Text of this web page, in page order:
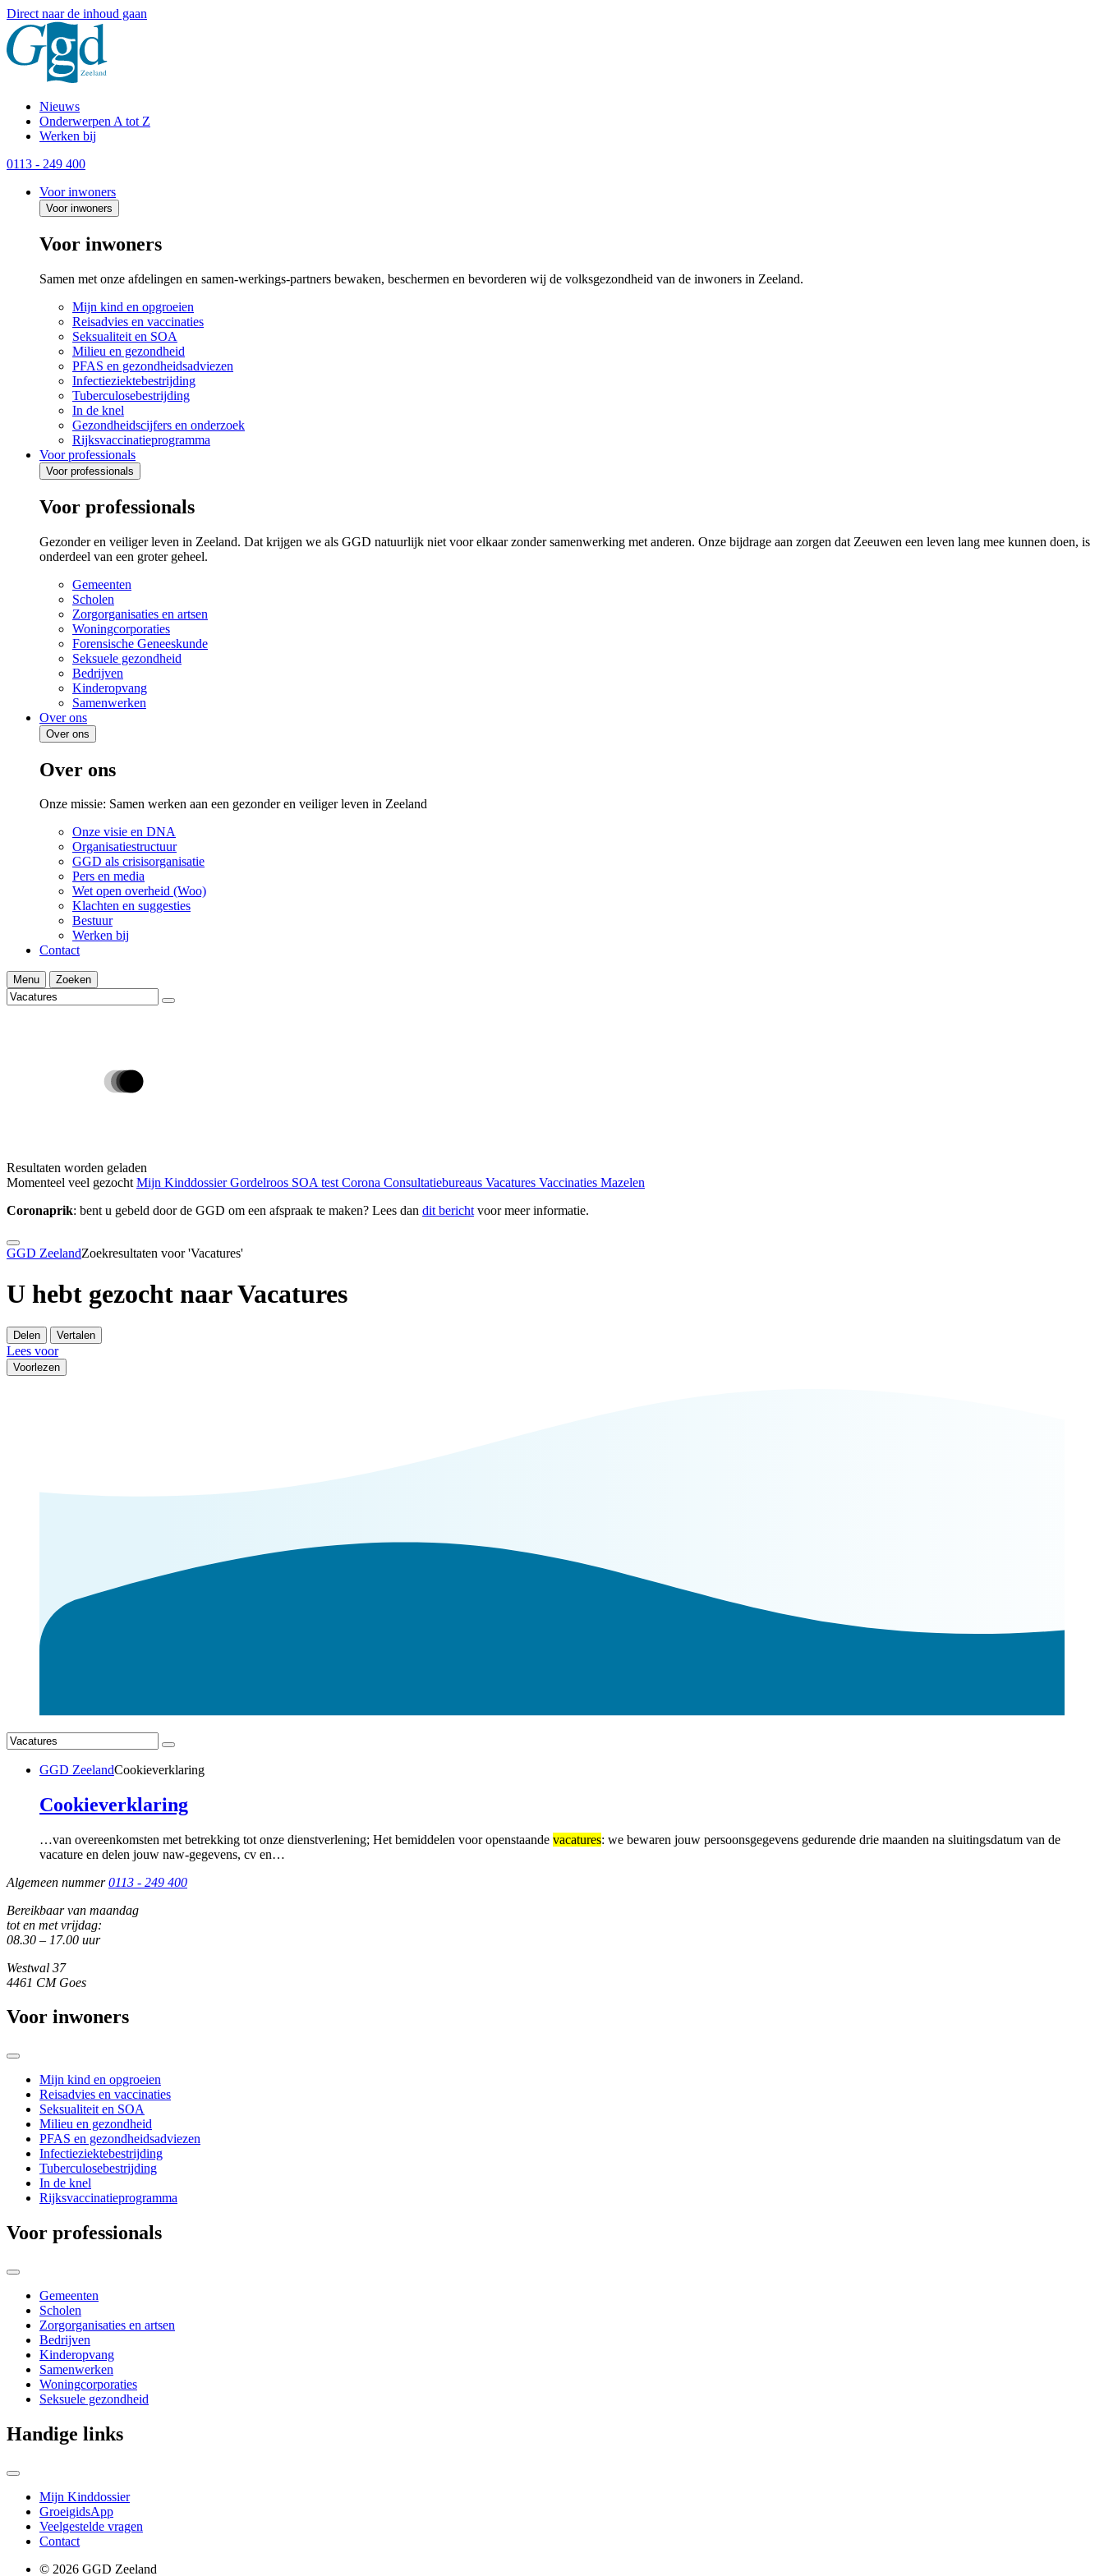
Direct naar de inhoud gaan
Nieuws
Onderwerpen A tot Z
Werken bij
0113 - 249 400
Voor inwoners
Voor inwoners
Voor inwoners
Samen met onze afdelingen en samen-werkings-partners bewaken, beschermen en bevorderen wij de volksgezondheid van de inwoners in Zeeland.
Mijn kind en opgroeien
Reisadvies en vaccinaties
Seksualiteit en SOA
Milieu en gezondheid
PFAS en gezondheidsadviezen
Infectieziektebestrijding
Tuberculosebestrijding
In de knel
Gezondheidscijfers en onderzoek
Rijksvaccinatieprogramma
Voor professionals
Voor professionals
Voor professionals
Gezonder en veiliger leven in Zeeland. Dat krijgen we als GGD natuurlijk niet voor elkaar zonder samenwerking met anderen. Onze bijdrage aan zorgen dat Zeeuwen een leven lang mee kunnen doen, is
onderdeel van een groter geheel.
Gemeenten
Scholen
Zorgorganisaties en artsen
Woningcorporaties
Forensische Geneeskunde
Seksuele gezondheid
Bedrijven
Kinderopvang
Samenwerken
Over ons
Over ons
Over ons
Onze missie: Samen werken aan een gezonder en veiliger leven in Zeeland
Onze visie en DNA
Organisatiestructuur
GGD als crisisorganisatie
Pers en media
Wet open overheid (Woo)
Klachten en suggesties
Bestuur
Werken bij
Contact
Menu Zoeken
Resultaten worden geladen
Momenteel veel gezocht Mijn KinddossierGordelroos SOA testCorona Consultatiebureaus Vacatures Vaccinaties Mazelen
Coronaprik: bent u gebeld door de GGD om een afspraak te maken? Lees dan dit berichtvoor meer informatie.
GGD ZeelandZoekresultaten voor 'Vacatures'
U hebt gezocht naar Vacatures
Delen Vertalen
Lees voor
Voorlezen
GGD ZeelandCookieverklaring
Cookieverklaring
…van overeenkomsten met betrekking tot onze dienstverlening; Het bemiddelen voor openstaande vacatures: we bewaren jouw persoonsgegevens gedurende drie maanden na sluitingsdatum van de
vacature en delen jouw naw-gegevens, cv en…
Algemeen nummer 0113 - 249 400
Bereikbaar van maandag
tot en met vrijdag:
08.30 – 17.00 uur
Westwal 37
4461 CM Goes
Voor inwoners
Mijn kind en opgroeien
Reisadvies en vaccinaties
Seksualiteit en SOA
Milieu en gezondheid
PFAS en gezondheidsadviezen
Infectieziektebestrijding
Tuberculosebestrijding
In de knel
Rijksvaccinatieprogramma
Voor professionals
Gemeenten
Scholen
Zorgorganisaties en artsen
Bedrijven
Kinderopvang
Samenwerken
Woningcorporaties
Seksuele gezondheid
Handige links
Mijn Kinddossier
GroeigidsApp
Veelgestelde vragen
Contact
© 2026 GGD Zeeland